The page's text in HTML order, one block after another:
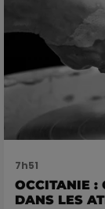
7h51
OCCITANIE :
DANS LES